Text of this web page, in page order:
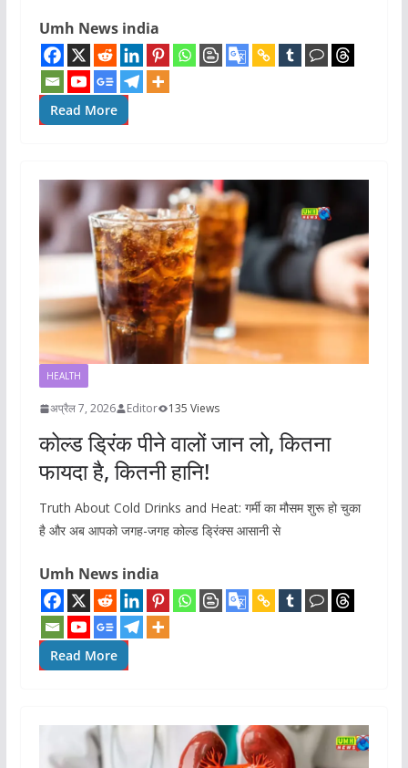
Umh News india
Read More
HEALTH
अप्रैल 7, 2026 Editor 135 Views
कोल्ड ड्रिंक पीने वालों जान लो, कितना
फायदा है, कितनी हानि!
Truth About Cold Drinks and Heat: गर्मी का मौसम शुरू हो चुका
है और अब आपको जगह-जगह कोल्ड ड्रिंक्स आसानी से
Umh News india
Read More